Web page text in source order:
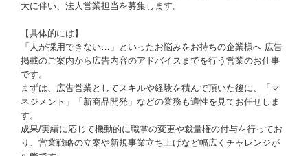
大に伴い、法人営業担当を募集します。
【具体的には】
「人が採用できない…」といったお悩みをお持ちの企業様へ 広告
掲載のご案内から広告内容のアドバイスまでを行う営業のお仕事
です。
まずは、広告営業としてスキルや経験を積んで頂いた後に、「マ
ネジメント」「新商品開発」などの業務も適性を見てお任せしま
す。
成果/実績に応じて機動的に職掌の変更や裁量権の付与を行ってお
り、営業戦略の立案や新規事業立ち上げなど幅広くチャレンジが